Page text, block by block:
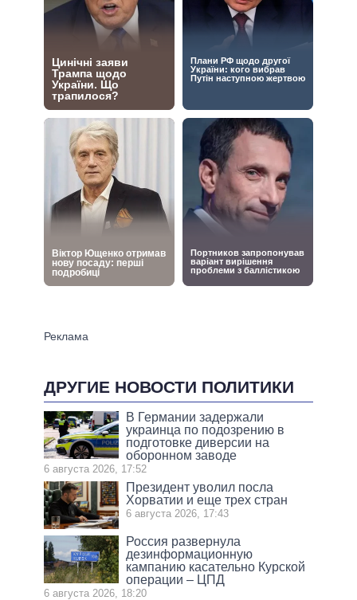
ДРУГИЕ НОВОСТИ ПОЛИТИКИ
В Германии задержали
украинца по подозрению в
подготовке диверсии на
оборонном заводе
6 августа 2026, 17:52
Президент уволил посла
Хорватии и еще трех стран
6 августа 2026, 17:43
Россия развернула
дезинформационную
кампанию касательно Курской
операции – ЦПД
6 августа 2026, 18:20